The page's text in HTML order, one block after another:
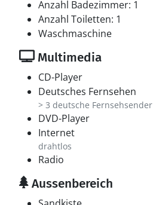
Anzahl Badezimmer: 1
Anzahl Toiletten: 1
Waschmaschine
Multimedia
CD-Player
Deutsches Fernsehen
> 3 deutsche Fernsehsender
DVD-Player
Internet
drahtlos
Radio
Aussenbereich